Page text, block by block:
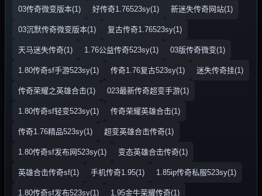
03传奇微变版本(1) 好传奇1.76523sy(1) 新迷失传奇网站(1)
03沉默传奇微变版本(1) 复古传奇1.76523sy(1)
天马迷失传奇(1) 1.76公益传奇523sy(1) 03版传奇微变(1)
1.80传奇sf手游523sy(1) 传奇1.76复古523sy(1) 迷失传奇挂(1)
传奇荣耀之英雄合击(1) 023最新传奇超变手游(1)
1.80传奇sf轻变523sy(1) 传奇荣耀英雄合击(1)
传奇1.76精品523sy(1) 超变英雄合击传奇(1)
1.80传奇sf发布网523sy(1) 变态英雄合击传奇(1)
英雄合击传奇sf(1) 手机传奇1.95(1) 1.85ip传奇私服523sy(1)
1.80传奇sf发布523sy(1) 1.95金牛荣耀传奇(1)